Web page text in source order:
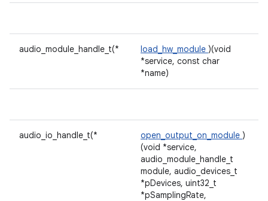
audio_module_handle_t(* load_hw_module )(void
*service, const char
*name)
audio_io_handle_t(* open_output_on_module )
(void *service,
audio_module_handle_t
module, audio_devices_t
*pDevices, uint32_t
*pSamplingRate,